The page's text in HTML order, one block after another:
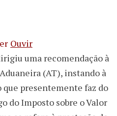
Ouvir
uma recomendação à
(AT), instando à
presentemente faz do
do Imposto sobre o Valor